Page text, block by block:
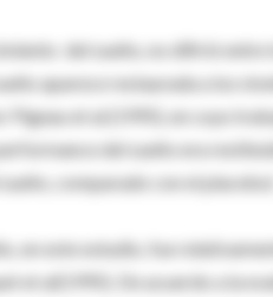
del sueño, no difirió
aparece restaurada a los
Pigeau et al.(1995), en cuyo
del sueño era
comparado con el placebo)
en este estudio, fue
et al(1995). De acuerdo a la